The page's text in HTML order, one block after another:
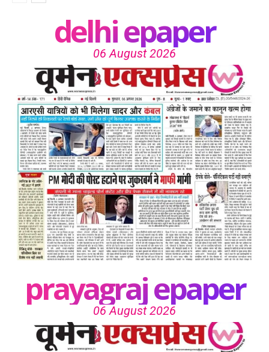
delhi epaper
06 August 2026
prayagraj epaper
06 August 2026